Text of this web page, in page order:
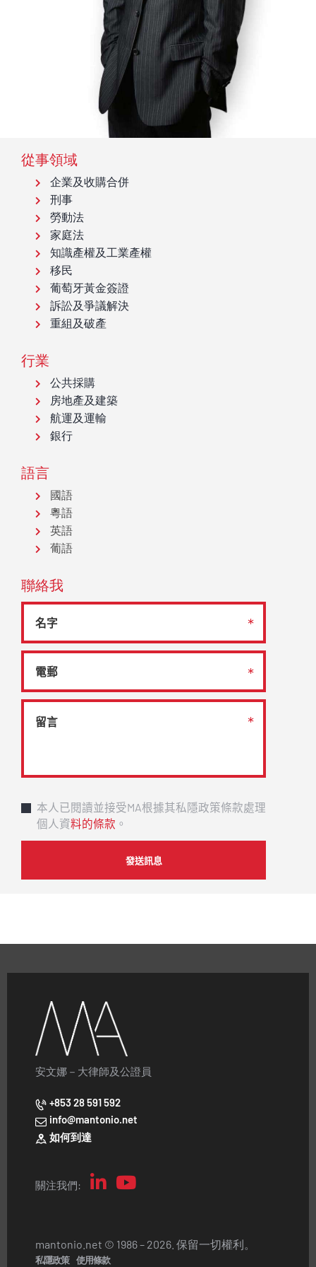
從事領域
企業及收購合併
刑事
勞動法
家庭法
知識產權及工業產權
移民
葡萄牙黃金簽證
訴訟及爭議解決
重組及破產
行業
公共採購
房地產及建築
航運及運輸
銀行
語言
國語
粵語
英語
葡語
聯絡我
本人已閱讀並接受MA根據其私隱政策條款處理
個人資料的條款 。
安文娜－大律師及公證員
+853 28 591 592
info@mantonio.net
如何到達
關注我們:
mantonio.net © 1986 – 2026. 保留一切權利。
私隱政策 使用條款